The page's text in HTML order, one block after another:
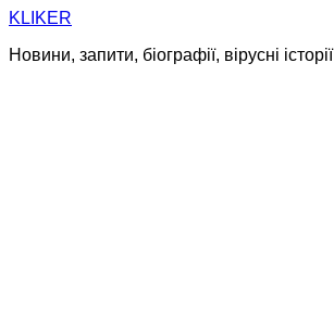
Skip
content
KLIKER
Новини, запити, біографії, вірусні історії